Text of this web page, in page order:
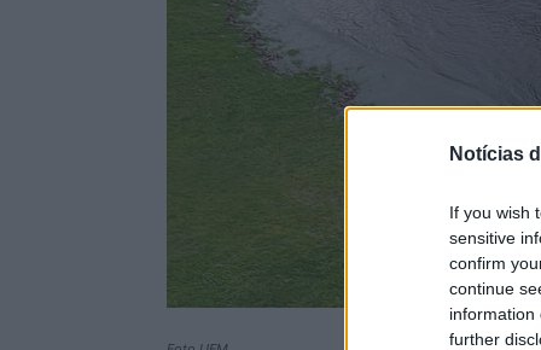
Notícias
If you wish
sensitive
confirm
continue
information
further